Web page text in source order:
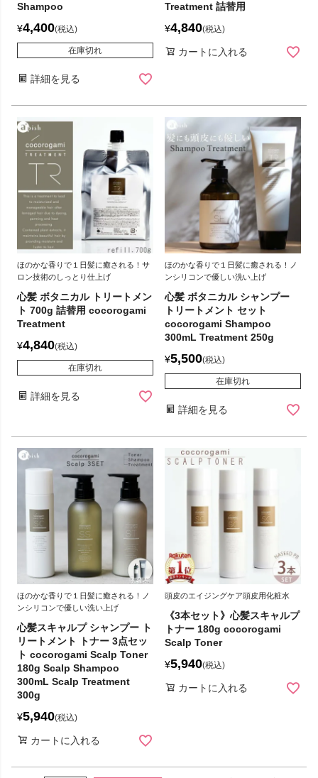
Shampoo
¥4,400 税込
在庫切れ
詳細を見る
Treatment 詰替用
¥4,840 税込
カートに入れる
ほのかな香りで１日髪に癒される！サ
ロン技術のしっとり仕上げ
心髪 ボタニカル トリートメン
ト 700g 詰替用 cocorogami
Treatment
¥4,840 税込
在庫切れ
詳細を見る
ほのかな香りで１日髪に癒される！ノ
ンシリコンで優しい洗い上げ
心髪 ボタニカル シャンプー
トリートメント セット
cocorogami Shampoo
300mL Treatment 250g
¥5,500 税込
在庫切れ
詳細を見る
ほのかな香りで１日髪に癒される！ノ
ンシリコンで優しい洗い上げ
心髪スキャルプ シャンプー ト
リートメント トナー 3点セッ
ト cocorogami Scalp Toner
180g Scalp Shampoo
300mL Scalp Treatment
300g
¥5,940 税込
カートに入れる
頭皮のエイジングケア頭皮用化粧水
《3本セット》心髪スキャルプ
トナー 180g cocorogami
Scalp Toner
¥5,940 税込
カートに入れる